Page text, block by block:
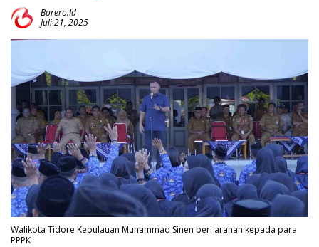
Borero.id
Juli 21, 2025
Walikota Tidore Kepulauan Muhammad Sinen beri arahan kepada para
PPPK